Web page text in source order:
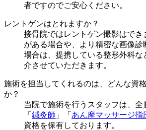
者ですのでご安心ください。
レントゲンはとれますか？
接骨院ではレントゲン撮影はでき
がある場合や、より精密な画像診
場合は、提携している整形外科な
介させていただきます。
施術を担当してくれるのは、どんな資
か？
当院で施術を行うスタッフは、全
「 鍼灸師 」「 あん摩マッサージ指
資格を保有しております。